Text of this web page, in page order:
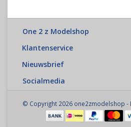
Onafhankelijke ophanging
draagarmen en uprights voor
en onderhoud.
geplaatst in het ABS-kunststof
Montage van de uprights kan
om 4 mm extra grondspeling te
racing.
Specificaties & kenmerken:
One 2 z Modelshop
Klantenservice
Nieuwsbrief
Socialmedia
© Copyright 2026 one2zmodelshop -